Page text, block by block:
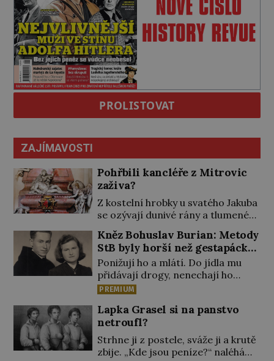
PROLISTOVAT
ZAJÍMAVOSTI
Pohřbili kancléře z Mitrovic
zaživa?
Z kostelní hrobky u svatého Jakuba
se ozývají dunivé rány a tlumené
pověrčiví lidé. Ani za dvě kopy
grošů by se nikdo neodvážil
podzemní hrobku otevřít a její
poklop tak raději jen skrápí
svěcenou vodou. Za několik dní
Když o mnoho let později hrobku
[…]
Kněz Bohuslav Burian: Metody
StB byly horší než gestapácké
trýznění
Ponižují ho a mlátí. Do jídla mu
přidávají drogy, nenechají ho
pořádně vyspat a smrtí vyhrožují i
týrání nevydrží a estébákům
podepíše všechno, co po něm
chtějí. Svým podpisem jim potvrdí
také to, že na něj během výslechů
PREMIUM
Lapka Grasel si na panstvo
netroufl?
Strhne ji z postele, sváže ji a krutě
zbije. „Kde jsou peníze?“ naléhá